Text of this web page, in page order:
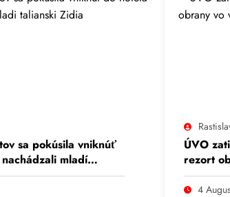
sa pokúsila vniknúť
mladí
ÚVO
rezort
4